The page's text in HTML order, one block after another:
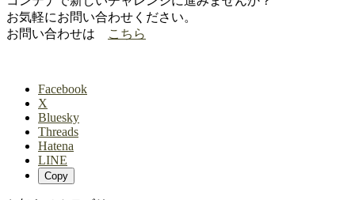
お気軽にお問い合わせください。
お問い合わせは
こちら
Facebook
X
Bluesky
Threads
Hatena
LINE
Copy